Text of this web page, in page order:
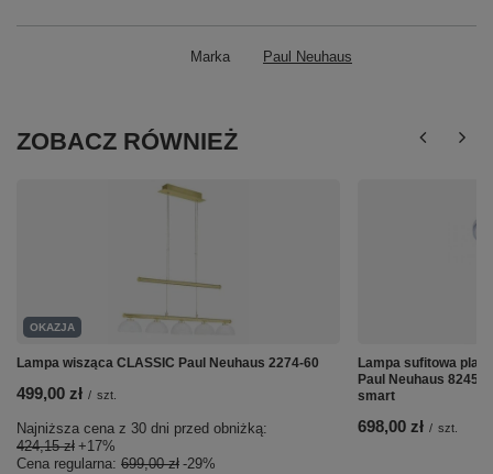
Marka Paul Neuhaus
ZOBACZ RÓWNIEŻ
OKAZJA
Lampa wisząca CLASSIC Paul Neuhaus 2274-60
499,00 zł / szt.
Najniższa cena z 30 dni przed obniżką:
424,15 zł +17%
Cena regularna: 699,00 zł -29%
Lampa sufitowa
Paul Neuhaus 8245-
smart
698,00 zł / szt.